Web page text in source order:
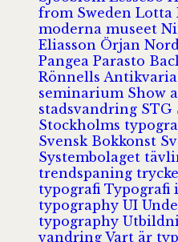
from Sweden Lotta
moderna museet
Eliasson Örjan
Pangea Parasto
Rönnells
seminarium Show
stadsvandring STG
Stockholms
Svensk Bokkonst
Systembolaget
trendspaning
typografi Typografi
typography UI
typography
vandring Vart är